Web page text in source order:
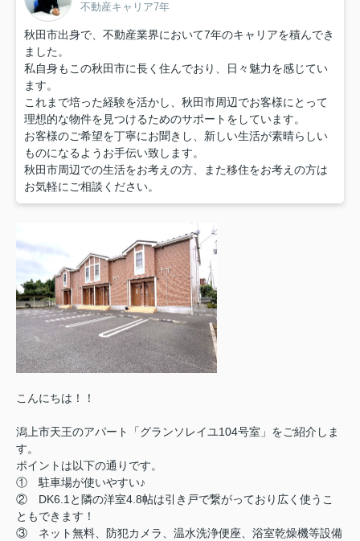
不動産キャリア7年
秋田市出身で、不動産業界において7年のキャリアを積んでき
ました。
私自身もこの秋田市に長く住んでおり、日々魅力を感じてい
ます。
これまで培った経験を活かし、秋田市周辺でお客様にとって
理想的な物件を見つけるためのサポートをしています。
お客様のご希望を丁寧にお聞きし、新しい生活が素晴らしい
ものになるようお手伝い致します。
秋田市周辺での生活をお考えの方、また移住をお考えの方は
お気軽にご相談ください。
こんにちは！！
潟上市天王のアパート「グランソレイユ104号室」をご紹介しま
す。
ポイントは以下の通りです。
① 駐車場が使いやすい♪
② DK6.1と隣の洋室4.8帖は引き戸で繋がっており広く使うこ
ともできます！
③ ネット無料、防犯カメラ、温水洗浄便座、浴室乾燥機等設備